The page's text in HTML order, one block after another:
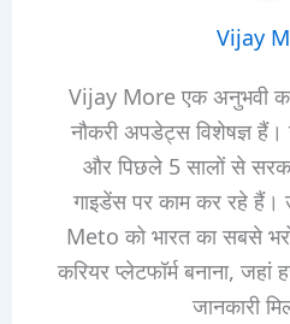
Vijay
Vijay More एक अनुभवी
नौकरी अपडेट्स विशेषज्ञ
और पिछले 5 सालों से
गाइडेंस पर काम कर रहे हैं।
Meto को भारत का सबसे
करियर प्लेटफॉर्म बनाना,
जानकारी